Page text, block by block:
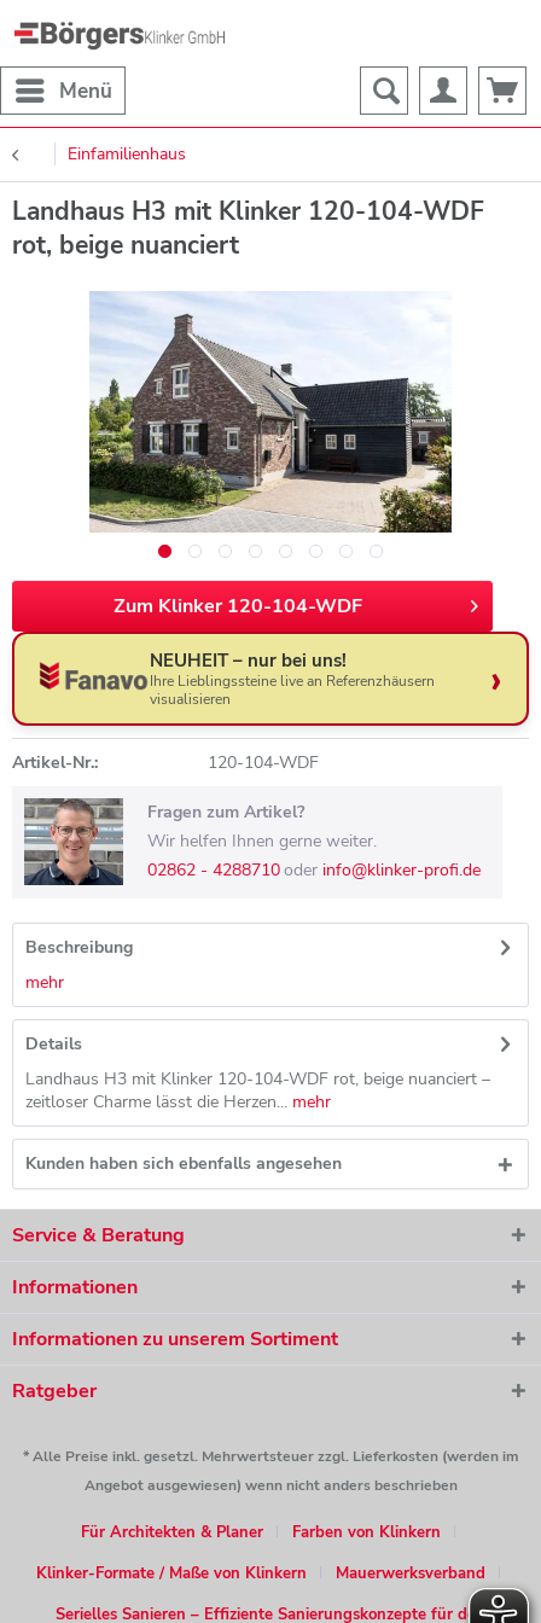
Menü
Einfamilienhaus
Landhaus H3 mit Klinker 120-104-WDF
rot, beige nuanciert
Zum Klinker 120-104-WDF
NEUHEIT – nur bei uns!
Ihre Lieblingssteine live an Referenzhäusern
visualisieren
Artikel-Nr.: 120-104-WDF
Fragen zum Artikel?
Wir helfen Ihnen gerne weiter.
02862 - 4288710oder info@klinker-profi.de
Beschreibung
mehr
Details
Landhaus H3 mit Klinker 120-104-WDF rot, beige nuanciert –
zeitloser Charme lässt die Herzen... mehr
Kunden haben sich ebenfalls angesehen
Service & Beratung
Informationen
Informationen zu unserem Sortiment
Ratgeber
* Alle Preise inkl. gesetzl. Mehrwertsteuer zzgl. Lieferkosten (werden im
Angebot ausgewiesen) wenn nicht anders beschrieben
Für Architekten & Planer
Farben von Klinkern
Klinker-Formate / Maße von Klinkern
Mauerwerksverband
Serielles Sanieren – Effiziente Sanierungskonzepte für den